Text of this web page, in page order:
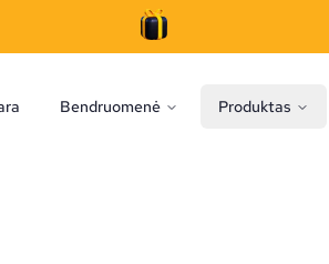
Bendruomenė Produktas